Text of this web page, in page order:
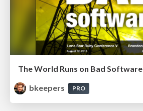
The World Runs on Bad Software
bkeepers
PRO